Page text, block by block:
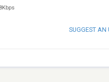
SUGGEST AN